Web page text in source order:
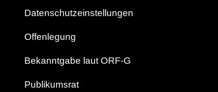
Datenschutzeinstellungen
Offenlegung
Bekanntgabe laut ORF-G
Publikumsrat